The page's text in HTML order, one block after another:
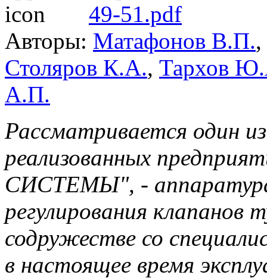
49-51.pdf
Авторы: Матафонов В.П.,
Столяров К.А., Тархов
А.П.
Рассматривается один
реализованных
СИСТЕМЫ", -
регулирования клапанов
содружестве со
в настоящее время